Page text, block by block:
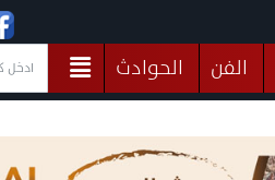
الفن
الحوادث
منوعات